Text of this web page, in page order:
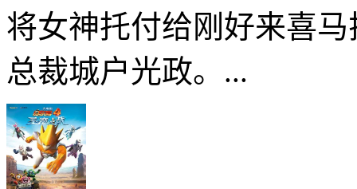
将女神托付给刚好来喜
总裁城户光政。...